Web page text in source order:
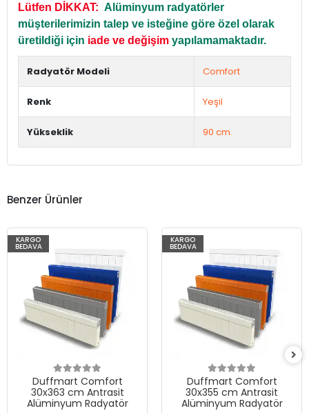
Lütfen DİKKAT: Alüminyum radyatörler
müşterilerimizin talep ve isteğine göre özel olarak
üretildiği için iade ve değişim yapılamamaktadır.
Radyatör Modeli Comfort
Renk Yeşil
Yükseklik 90 cm.
Benzer Ürünler
KARGO
BEDAVA
Duffmart Comfort
30x363 cm Antrasit
Alüminyum Radyatör
KARGO
BEDAVA
Duffmart Comfort
30x355 cm Antrasit
Alüminyum Radyatör